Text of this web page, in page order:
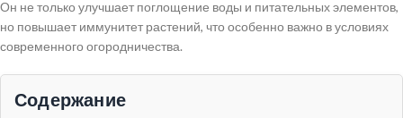
Он не только улучшает поглощение воды и питательных элементов,
но повышает иммунитет растений, что особенно важно в условиях
современного огородничества.
Содержание